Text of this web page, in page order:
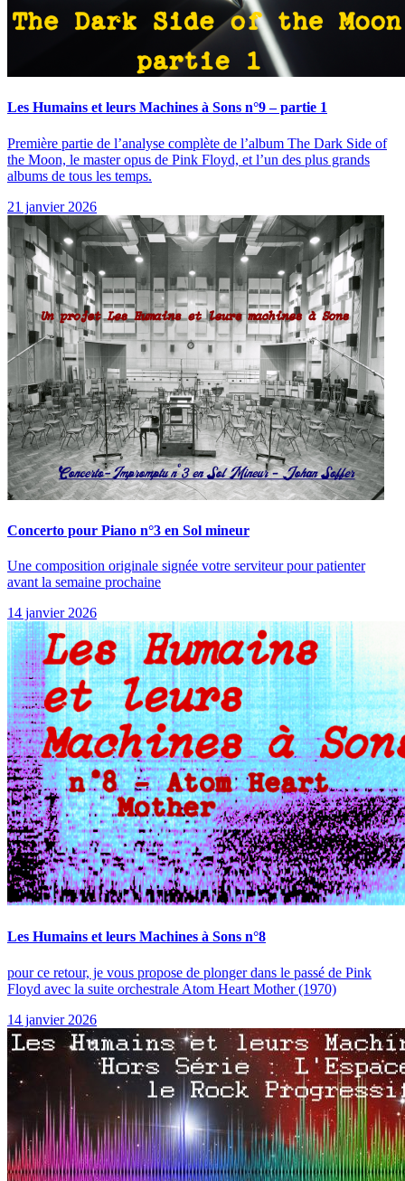
Les Humains et leurs Machines à Sons n°9 – partie 1
Première partie de l’analyse complète de l’album The Dark Side of
the Moon, le master opus de Pink Floyd, et l’un des plus grands
albums de tous les temps.
21 janvier 2026
Concerto pour Piano n°3 en Sol mineur
Une composition originale signée votre serviteur pour patienter
avant la semaine prochaine
14 janvier 2026
Les Humains et leurs Machines à Sons n°8
pour ce retour, je vous propose de plonger dans le passé de Pink
Floyd avec la suite orchestrale Atom Heart Mother (1970)
14 janvier 2026